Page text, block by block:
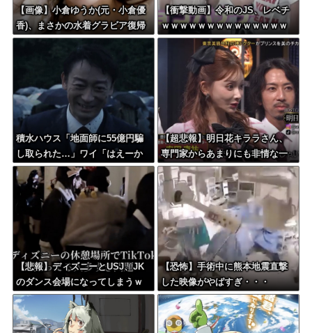
【画像】小倉ゆうか(元・小倉優
香)、まさかの水着グラビア復帰
ｗｗｗｗｗ
【衝撃動画】令和のJS、レベチ
ｗｗｗｗｗｗｗｗｗｗｗｗｗｗ
ｗｗｗｗｗｗｗｗｗｗｗｗｗｗ
積水ハウス「地面師に55億円騙
し取られた…」ワイ「はえーか
わいそう…会社滅茶苦茶やろな
ぁ」→
【超悲報】明日花キララさん、
専門家からあまりにも非情な一
言を告げられる
【悲報】ディズニーとUSJ、JK
のダンス会場になってしまうｗ
ｗｗｗｗ
【恐怖】手術中に熊本地震直撃
した映像がやばすぎ・・・